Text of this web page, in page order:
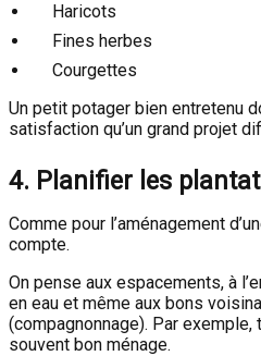
Haricots
Fines herbes
Courgettes
Un petit potager bien entretenu
satisfaction qu’un grand projet
4. Planifier les
Comme pour l’aménagement
compte.
On pense aux espacements, à
en eau et même aux bons
(compagnonnage). Par
souvent bon ménage.